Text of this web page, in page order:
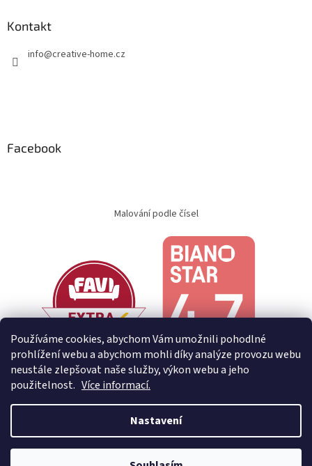
Používáme cookies, abychom Vám umožnili pohodlné
prohlížení webu a abychom mohli díky analýze provozu webu
neustále zlepšovat naše služby, výkon webu a jeho
použitelnost. Více informací.
Nastavení
Kontakt
info@creative-home.cz
Facebook
Malování podle čísel
Vytvořil Shoptet